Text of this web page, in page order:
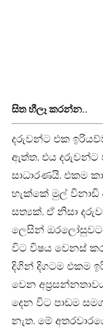
සිත හීලෑ කරන්න..
දරුවන්ට එක
ඇත්ත. එය
සාධාරණයි. එකම
හැක්කේ මුල් විනාඩි
සත්‍යක්. ඒ නිසා
ලෙසින්
විට විෂය වෙනස්
දිගින් දිගටම එකම
වෙන
දෙන විට පාඩම
නැත. මේ